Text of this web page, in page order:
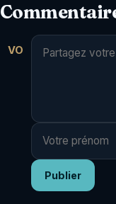
VO
Publier